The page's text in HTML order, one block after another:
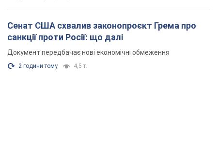
Сенат США схвалив законопроєкт Грема про
санкції проти Росії: що далі
Документ передбачає нові економічні обмеження
2 години тому 4,5 т.